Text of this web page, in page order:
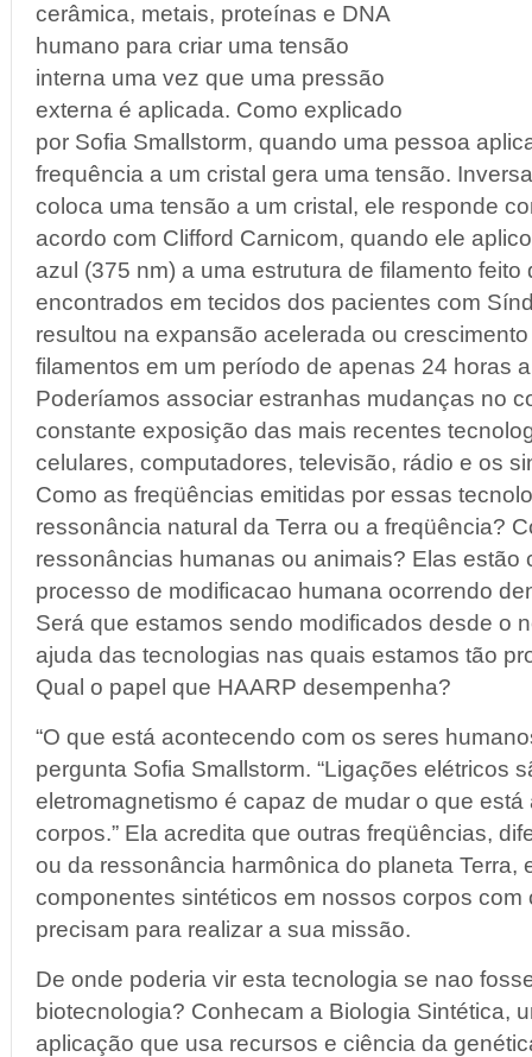
cerâmica, metais, proteínas e DNA
humano para criar uma tensão
interna uma vez que uma pressão
externa é aplicada. Como explicado
por Sofia Smallstorm, quando uma pessoa
frequência a um cristal gera uma tensão.
coloca uma tensão a um cristal, ele responde
acordo com Clifford Carnicom, quando ele
azul (375 nm) a uma estrutura de filamento
encontrados em tecidos dos pacientes com
resultou na expansão acelerada ou
filamentos em um período de apenas 24 horas
Poderíamos associar estranhas mudanças no
constante exposição das mais recentes
celulares, computadores, televisão, rádio e os
Como as freqüências emitidas por essas
ressonância natural da Terra ou a freqüência?
ressonâncias humanas ou animais? Elas estão
processo de modificacao humana ocorrendo
Será que estamos sendo modificados desde o
ajuda das tecnologias nas quais estamos tão
Qual o papel que HAARP desempenha?
“O que está acontecendo com os seres
pergunta Sofia Smallstorm. “Ligações elétricos
eletromagnetismo é capaz de mudar o que
corpos.” Ela acredita que outras freqüências,
ou da ressonância harmônica do planeta Terra,
componentes sintéticos em nossos corpos com
precisam para realizar a sua missão.
De onde poderia vir esta tecnologia se nao
biotecnologia? Conhecam a Biologia Sintética,
aplicação que usa recursos e ciência da